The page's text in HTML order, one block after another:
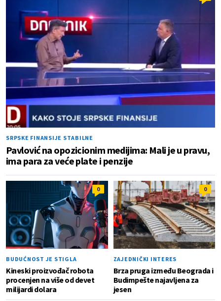
SRPSKE FINANSIJE STABILNE
Pavlović na opozicionim medijima: Mali je u pravu,
ima para za veće plate i penzije
0
BUDUĆNOST JE STIGLA
Kineski proizvođač robota
procenjen na više od devet
milijardi dolara
0
ZAJEDNIČKI INTERES
Brza pruga između Beograda i
Budimpešte najavljena za
jesen